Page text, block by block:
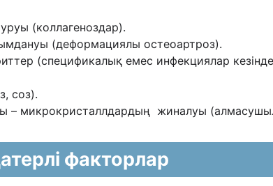
(коллагеноздар).
(деформациялы остеоартроз).
(спецификалық емес инфекциялар
соз).
– микрокристаллдардың жиналуы
факторлар